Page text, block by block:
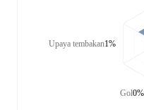
Upaya tembakan1%
Gol0%